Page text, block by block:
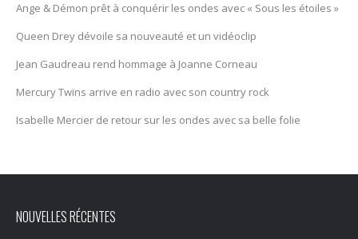
Ange & Démon prêt à conquérir les ondes avec « Sous les étoiles »
Queen Drey dévoile sa nouveauté et un vidéoclip
Jean Gaudreau rend hommage à Joanne Corneau
Mercury Twïns arrive en radio avec son country rock
Isabelle Mercier de retour sur les ondes avec sa belle folie
NOUVELLES RÉCENTES